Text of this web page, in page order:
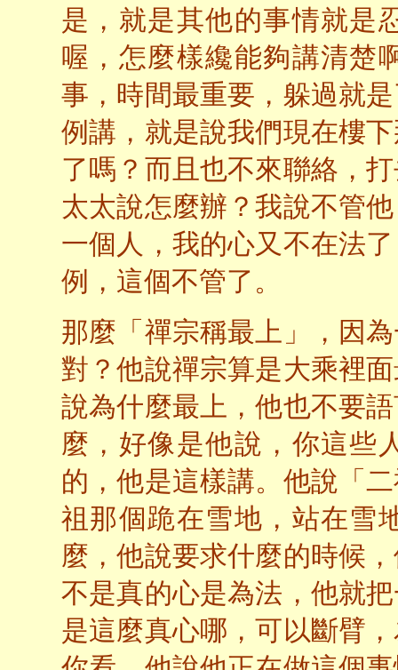
是，就是其他的事情就是
喔，怎麼樣纔能夠講清楚
事，時間最重要，躲過就
例講，就是說我們現在樓
了嗎？而且也不來聯絡，
太太說怎麼辦？我說不管
一個人，我的心又不在法
例，這個不管了。
那麼「禪宗稱最上」，因
對？他說禪宗算是大乘裡
說為什麼最上，他也不要
麼，好像是他說，你這些
的，他是這樣講。他說「
祖那個跪在雪地，站在雪
麼，他說要求什麼的時候
不是真的心是為法，他就
是這麼真心哪，可以斷臂